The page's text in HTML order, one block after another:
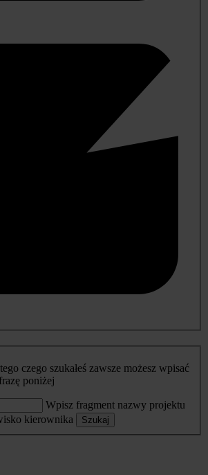
czego szukałeś zawsze możesz wpisać
poniżej
Wpisz fragment nazwy projektu
kierownika
Szukaj